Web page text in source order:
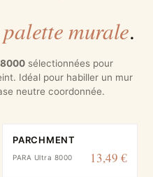
palette murale.
8000 sélectionnées pour
Idéal pour habiller un mur
neutre coordonnée.
PARCHMENT
PARA Ultra 8000 13,49 €